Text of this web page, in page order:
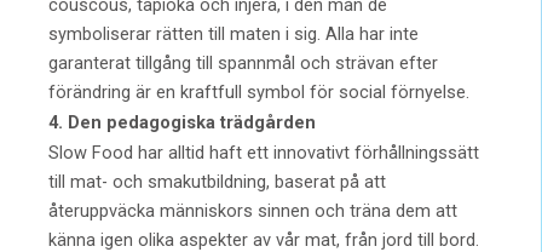
couscous, tapioka och injera, i den mån de
symboliserar rätten till maten i sig. Alla har inte
garanterat tillgång till spannmål och strävan efter
förändring är en kraftfull symbol för social förnyelse.
4. Den pedagogiska trädgården
Slow Food har alltid haft ett innovativt förhållningssätt
till mat- och smakutbildning, baserat på att
återuppväcka människors sinnen och träna dem att
känna igen olika aspekter av vår mat, från jord till bord.